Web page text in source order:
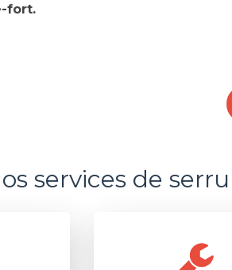
fort.
services de